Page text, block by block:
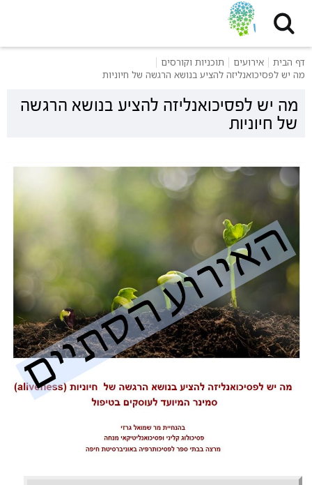
דף הבית אירועים
תוכניות וקורסים
מה יש לפסיכואנליזה להציע בנושא הרגשה של חיוניות
מה יש לפסיכואנליזה להציע בנושא הרגשה
של חיוניות